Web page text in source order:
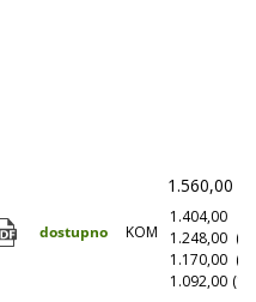
dostupno KOM
1.560,00
1.404,00
1.248,00
1.170,00
1.092,00